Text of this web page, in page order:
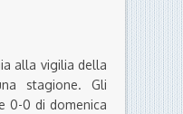
alla vigilia della
stagione. Gli
0-0 di domenica